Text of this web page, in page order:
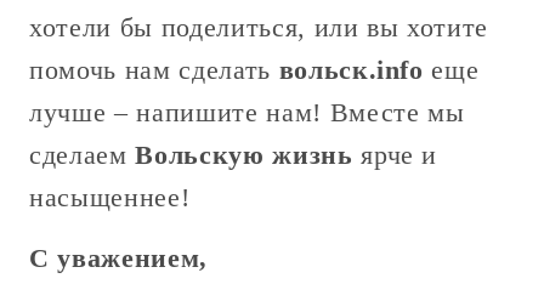
хотели бы поделиться, или вы хотите
помочь нам сделать вольск.info еще
лучше – напишите нам! Вместе мы
сделаемВольскую жизнь ярче и
насыщеннее!
С уважением,